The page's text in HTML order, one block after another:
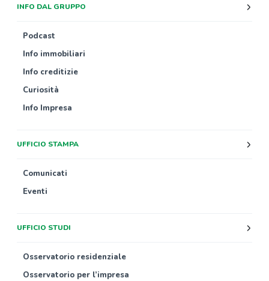
INFO DAL GRUPPO
Podcast
Info immobiliari
Info creditizie
Curiosità
Info Impresa
UFFICIO STAMPA
Comunicati
Eventi
UFFICIO STUDI
Osservatorio residenziale
Osservatorio per l’impresa